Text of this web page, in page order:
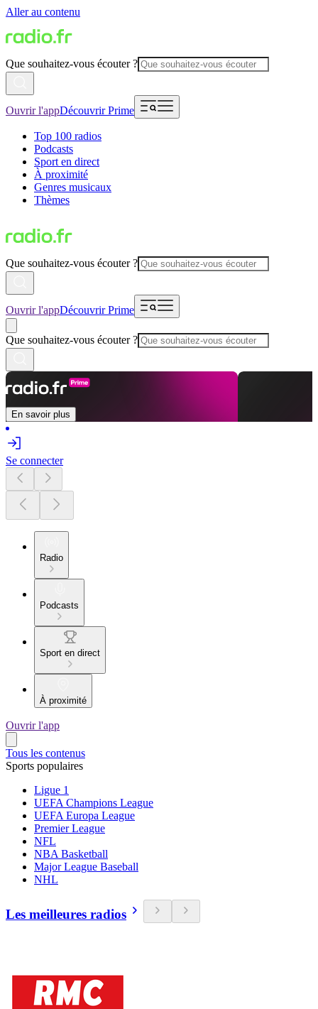
Aller au contenu
Que souhaitez-vous écouter ?
Ouvrir l'appDécouvrir Prime
Top 100 radios
Podcasts
Sport en direct
À proximité
Genres musicaux
Thèmes
Que souhaitez-vous écouter ?
Ouvrir l'appDécouvrir Prime
Que souhaitez-vous écouter ?
En savoir plus
Se connecter
Radio
Podcasts
Sport en direct
À proximité
Ouvrir l'app
Tous les contenus
Sports populaires
Ligue 1
UEFA Champions League
UEFA Europa League
Premier League
NFL
NBA Basketball
Major League Baseball
NHL
Les meilleures radios